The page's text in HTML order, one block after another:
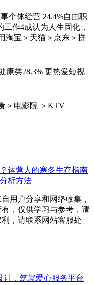
个体经营 24.4%自由职
作4成认为人生固化，
淘宝＞天猫＞京东＞拼
康类28.3% 更热爱短视
＞电影院 ＞KTV
运营人的寒冬生存指南
析方法
用户分享和网络收集，
，仅供学习与参考，请
，请联系网站客服处
计，筑就爱心服务平台